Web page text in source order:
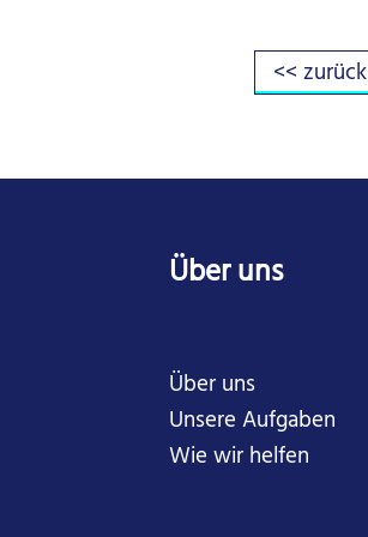
<< zurück
Über uns
Über uns
Unsere Aufgaben
Wie wir helfen